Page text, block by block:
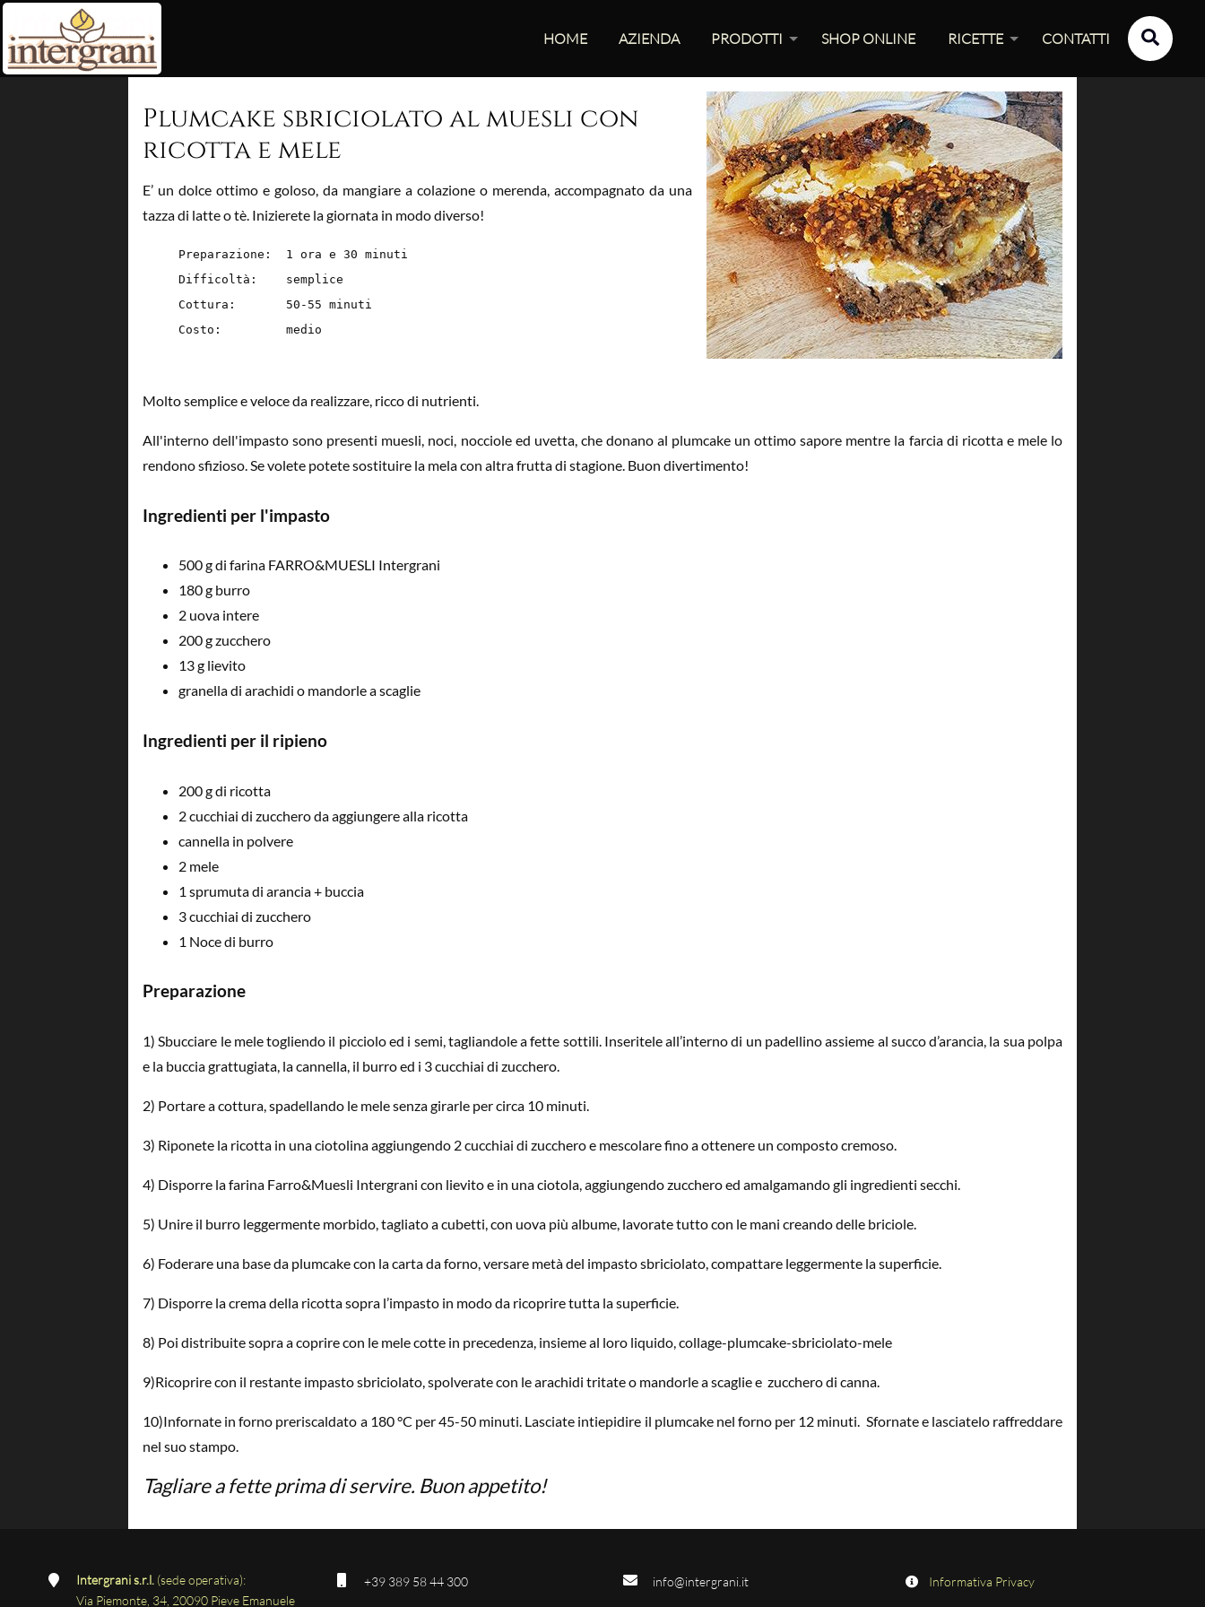
Intergrani
s.r.l.
HOME AZIENDA PRODOTTI SHOP ONLINE RICETTE CONTATTI
Plumcake sbriciolato al muesli con
ricotta e mele
E’ un dolce ottimo e goloso, da mangiare a colazione o merenda, accompagnato da una
tazza di latte o tè. Inizierete la giornata in modo diverso!
Preparazione: 1 ora e 30 minuti
Difficoltà: semplice
Cottura: 50-55 minuti
Costo: medio
Molto semplice e veloce da realizzare, ricco di nutrienti.
All'interno dell'impasto sono presenti muesli, noci, nocciole ed uvetta, che donano al plumcake un ottimo sapore mentre la farcia di ricotta e mele lo
rendono sfizioso. Se volete potete sostituire la mela con altra frutta di stagione. Buon divertimento!
Ingredienti per l'impasto
500 g di farina FARRO&MUESLI Intergrani
180 g burro
2 uova intere
200 g zucchero
13 g lievito
granella di arachidi o mandorle a scaglie
Ingredienti per il ripieno
200 g di ricotta
2 cucchiai di zucchero da aggiungere alla ricotta
cannella in polvere
2 mele
1 sprumuta di arancia + buccia
3 cucchiai di zucchero
1 Noce di burro
Preparazione
1) Sbucciare le mele togliendo il picciolo ed i semi, tagliandole a fette sottili. Inseritele all’interno di un padellino assieme al succo d’arancia, la sua polpa
e la buccia grattugiata, la cannella, il burro ed i 3 cucchiai di zucchero.
2) Portare a cottura, spadellando le mele senza girarle per circa 10 minuti.
3) Riponete la ricotta in una ciotolina aggiungendo 2 cucchiai di zucchero e mescolare fino a ottenere un composto cremoso.
4) Disporre la farina Farro&Muesli Intergrani con lievito e in una ciotola, aggiungendo zucchero ed amalgamando gli ingredienti secchi.
5) Unire il burro leggermente morbido, tagliato a cubetti, con uova più albume, lavorate tutto con le mani creando delle briciole.
6) Foderare una base da plumcake con la carta da forno, versare metà del impasto sbriciolato, compattare leggermente la superficie.
7) Disporre la crema della ricotta sopra l’impasto in modo da ricoprire tutta la superficie.
8) Poi distribuite sopra a coprire con le mele cotte in precedenza, insieme al loro liquido, collage-plumcake-sbriciolato-mele
9)Ricoprire con il restante impasto sbriciolato, spolverate con le arachidi tritate o mandorle a scaglie e zucchero di canna.
10)Infornate in forno preriscaldato a 180 °C per 45-50 minuti. Lasciate intiepidire il plumcake nel forno per 12 minuti. Sfornate e lasciatelo raffreddare
nel suo stampo.
Tagliare a fette prima di servire. Buon appetito!
Intergrani s.r.l.(sede operativa):
Via Piemonte, 34, 20090 Pieve Emanuele
+39 389 58 44 300 info@intergrani.it Informativa Privacy